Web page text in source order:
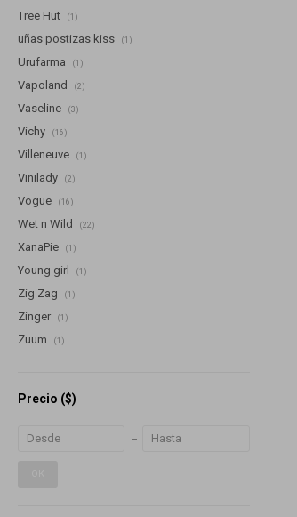
Tree Hut (1)
uñas postizas kiss (1)
Urufarma (1)
Vapoland (2)
Vaseline (3)
Vichy (16)
Villeneuve (1)
Vinilady (2)
Vogue (16)
Wet n Wild (22)
XanaPie (1)
Young girl (1)
Zig Zag (1)
Zinger (1)
Zuum (1)
Precio ($)